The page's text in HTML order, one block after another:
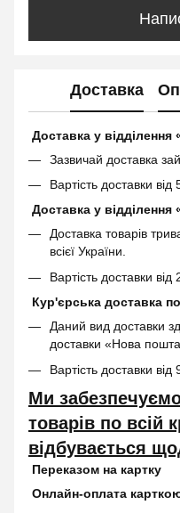
Доставка
Доставка у
Зазвичай доставка
Вартість доставки від
Доставка у відділення
Доставка товарів
всієї України.
Вартість доставки від
Кур'єрська доставка по
Даний вид доставки
доставки «Нова
Вартість доставки від
Ми
товарів по всій
відбувається
Переказом на картку
Онлайн-оплата